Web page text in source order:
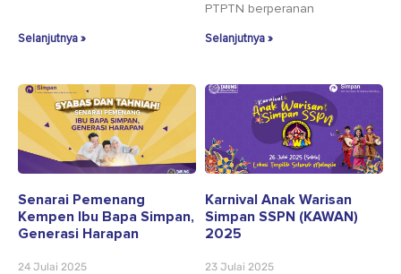
Selanjutnya »
PTPTN berperanan
Selanjutnya »
Senarai Pemenang
Kempen Ibu Bapa Simpan,
Generasi Harapan
24 Julai 2025
Karnival Anak Warisan
Simpan SSPN (KAWAN)
2025
23 Julai 2025